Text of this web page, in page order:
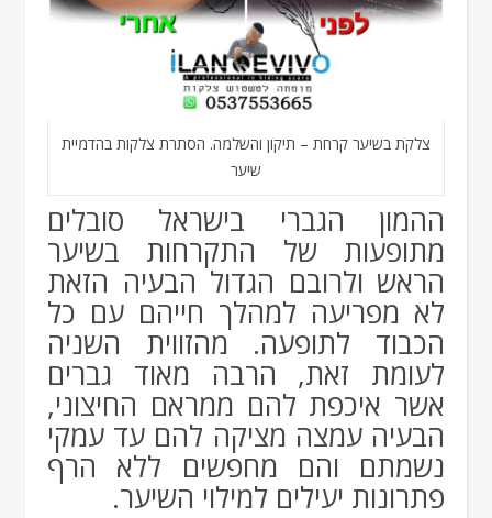
צלקת בשיער קרחת – תיקון והשלמה. הסתרת צלקות בהדמיית
שיער
ההמון הגברי בישראל סובלים
מתופעות של התקרחות בשיער
הראש ולרובם הגדול הבעיה הזאת
לא מפריעה למהלך חייהם עם כל
הכבוד לתופעה. מהזווית השניה
לעומת זאת, הרבה מאוד גברים
אשר איכפת להם ממראם החיצוני,
הבעיה עמצה מציקה להם עד עמקי
נשמתם והם מחפשים ללא הרף
פתרונות יעילים למילוי השיער.